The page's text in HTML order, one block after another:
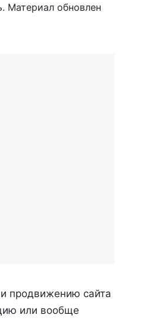
Материал обновлен
продвижению сайта
или вообще